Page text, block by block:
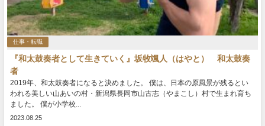
仕事・転職
『和太鼓奏者として生きていく』坂牧颯人（はやと） 和太鼓奏
者
2019年、和太鼓奏者になると決めました。 僕は、日本の原風景が残るとい
われる美しい山あいの村・新潟県長岡市山古志（やまこし）村で生まれ育ち
ました。 僕が小学校...
2023.08.25